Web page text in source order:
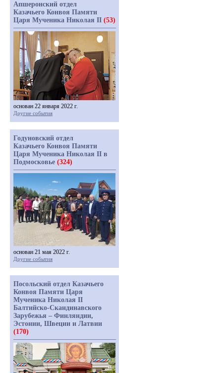
Апшеронский отдел
Казачьего Конвоя Памяти
Царя Мученика Николая II (53)
основан 22 января 2022 г.
Другие события
Годуновский отдел
Казачьего Конвоя Памяти
Царя Мученика Николая II в
Подмосковье (324)
основан 21 мая 2022 г.
Другие события
Посольский отдел Казачьего
Конвоя Памяти Царя
Мученика Николая II
Балтийско-Скандинавского
Зарубежья – Финляндии,
Эстонии, Швеции и Латвии
(170)